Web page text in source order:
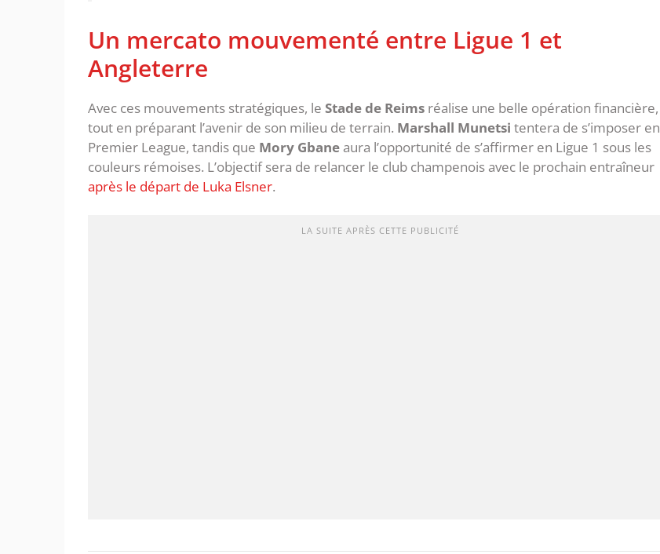
Un mercato mouvementé entre Ligue 1 et
Angleterre
Avec ces mouvements stratégiques, le Stade de Reims réalise une belle opération financière,
tout en préparant l’avenir de son milieu de terrain. Marshall Munetsi tentera de s’imposer en
Premier League, tandis que Mory Gbaneaura l’opportunité de s’affirmer en Ligue 1 sous les
couleurs rémoises. L’objectif sera de relancer le club champenois avec le prochain entraîneur
après le départ de Luka Elsner.
LA SUITE APRÈS CETTE PUBLICITÉ